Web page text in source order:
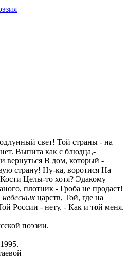
свет! Той страны - на
Выпита как с блюдца,-
вернуться В дом, который -
страну! Ну-ка, воротися На
Целы-то хотя? Эдакому
плотник - Гроба не продаст!
небесных царств, Той, где на
России - нету. - Как и той меня.
поэзии.